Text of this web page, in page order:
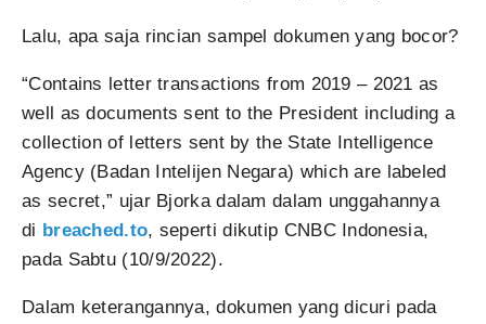
Lalu, apa saja rincian sampel dokumen yang bocor?
“Contains letter transactions from 2019 – 2021 as
well as documents sent to the President including a
collection of letters sent by the State Intelligence
Agency (Badan Intelijen Negara) which are labeled
as secret,” ujar Bjorka dalam dalam unggahannya
di breached.to, seperti dikutip CNBC Indonesia,
pada Sabtu (10/9/2022).
Dalam keterangannya, dokumen yang dicuri pada